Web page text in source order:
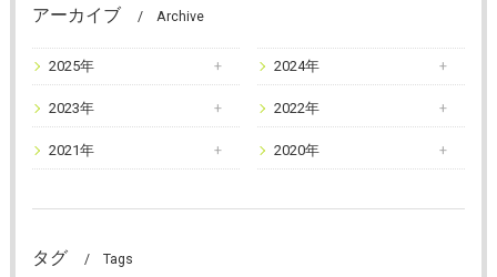
アーカイブ Archive
2025年 2024年
2023年 2022年
2021年 2020年
タグ Tags